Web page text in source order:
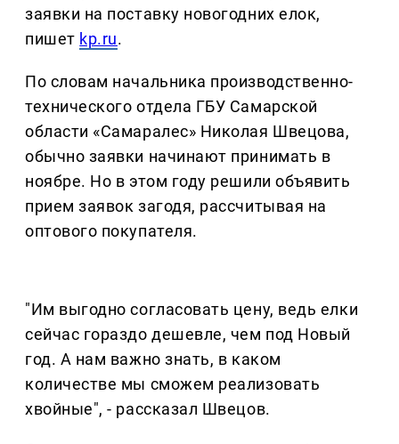
заявки на поставку новогодних елок,
пишет kp.ru.
По словам начальника производственно-
технического отдела ГБУ Самарской
области «Самаралес» Николая Швецова,
обычно заявки начинают принимать в
ноябре. Но в этом году решили объявить
прием заявок загодя, рассчитывая на
оптового покупателя.
"Им выгодно согласовать цену, ведь елки
сейчас гораздо дешевле, чем под Новый
год. А нам важно знать, в каком
количестве мы сможем реализовать
хвойные", - рассказал Швецов.